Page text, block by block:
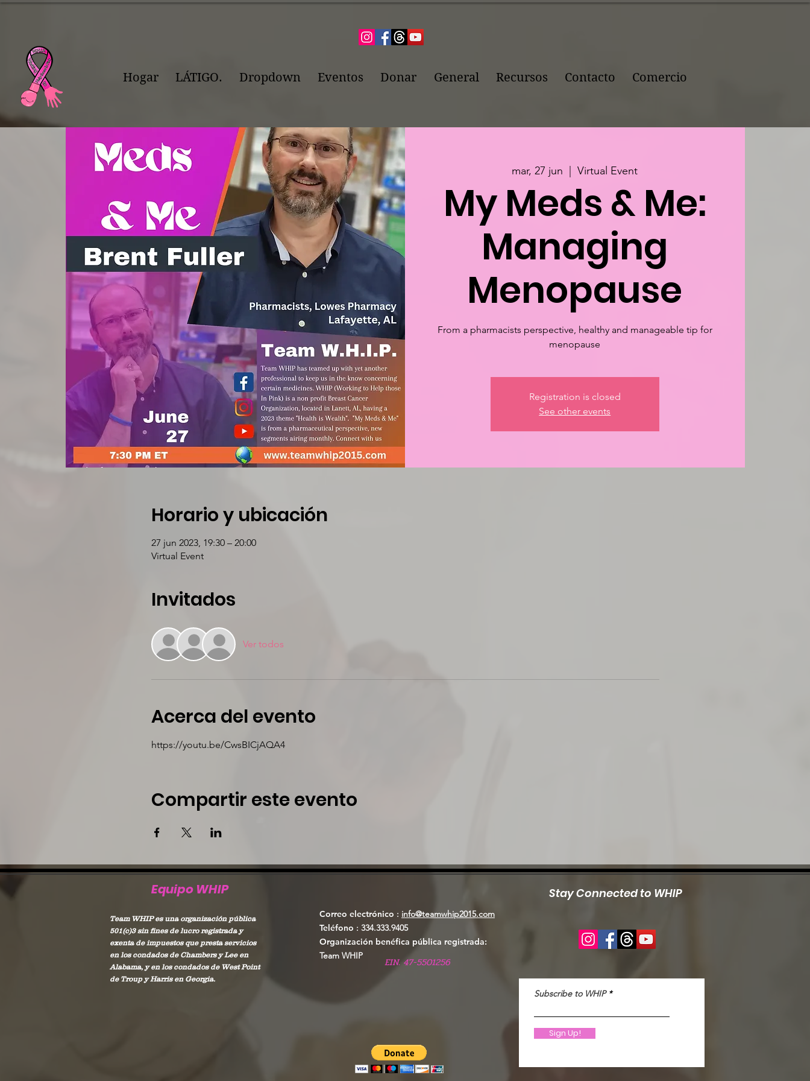
Hogar LÁTIGO. Dropdown Eventos Donar General Recursos Contacto Comercio
mar, 27 jun
  |
Virtual Event
My Meds & Me:
Managing
Menopause
From a pharmacists perspective, healthy and manageable tip for
menopause
Registration is closed
See other events
Horario y ubicación
27 jun 2023, 19:30 – 20:00
Virtual Event
Invitados
Ver todos
Acerca del evento
https://youtu.be/CwsBICjAQA4
Compartir este evento
Equipo WHIP
Team WHIP es una organización pública
501(c)3 sin fines de lucro registrada y
exenta de impuestos que presta servicios
en los condados de Chambers y Lee en
Alabama, y en los condados de West Point
de Troup y Harris en Georgia.
Stay Connected to WHIP
Correo electrónico : info@teamwhip2015.com
Teléfono : 334.333.9405
Organización benéfica pública registrada:
Team WHIP
EIN. 47-5501256
Subscribe to WHIP
Sign Up!